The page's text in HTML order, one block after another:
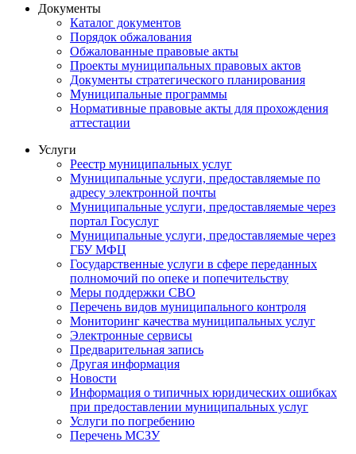
Документы
Каталог документов
Порядок обжалования
Обжалованные правовые акты
Проекты муниципальных правовых актов
Документы стратегического планирования
Муниципальные программы
Нормативные правовые акты для прохождения
аттестации
Услуги
Реестр муниципальных услуг
Муниципальные услуги, предоставляемые по
адресу электронной почты
Муниципальные услуги, предоставляемые через
портал Госуслуг
Муниципальные услуги, предоставляемые через
ГБУ МФЦ
Государственные услуги в сфере переданных
полномочий по опеке и попечительству
Меры поддержки СВО
Перечень видов муниципального контроля
Мониторинг качества муниципальных услуг
Электронные сервисы
Предварительная запись
Другая информация
Новости
Информация о типичных юридических ошибках
при предоставлении муниципальных услуг
Услуги по погребению
Перечень МСЗУ